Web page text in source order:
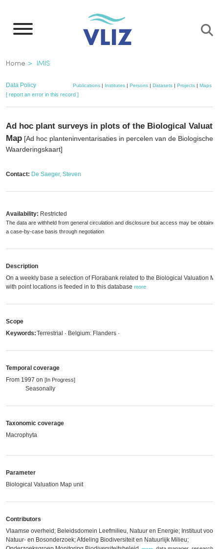
main
Breadcrumb
Home IMIS
Data Policy Publications| Institutes| Persons| Datasets| Projects| Maps
[ report an error in this record ]
Ad hoc plant surveys in plots of the Biological
Map [Ad hoc planteninventarisaties in percelen van de Biologische
Waarderingskaart]
Contact: De Saeger, Steven
Availability: Restricted
The data are withheld from general circulation and disclosure but access may be obtained
a case-by-case basis through negotiation
Description
On a weekly base a selection of Florabank related to the Biological Valuation
with point locations is feeded in to this database more
Scope
Keywords:Terrestrial · Belgium: Flanders ·
Temporal coverage
From 1997 on [In Progress]
Seasonally
Taxonomic coverage
Macrophyta
Parameter
Biological Valuation Map unit
Contributors
Vlaamse overheid; Beleidsdomein Leefmilieu, Natuur en Energie; Instituut voor
Natuur- en Bosonderzoek; Afdeling Biodiversiteit en Natuurlijk Milieu;